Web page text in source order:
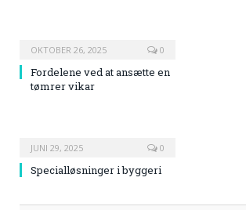
OKTOBER 26, 2025 0
Fordelene ved at ansætte en
tømrer vikar
JUNI 29, 2025 0
Specialløsninger i byggeri